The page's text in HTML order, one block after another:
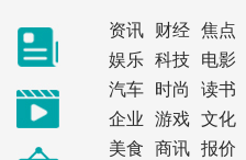
资讯 财经 焦点
娱乐
科技 电影
汽车
时尚 读书
企业
游戏 文化
美食
商讯 报价